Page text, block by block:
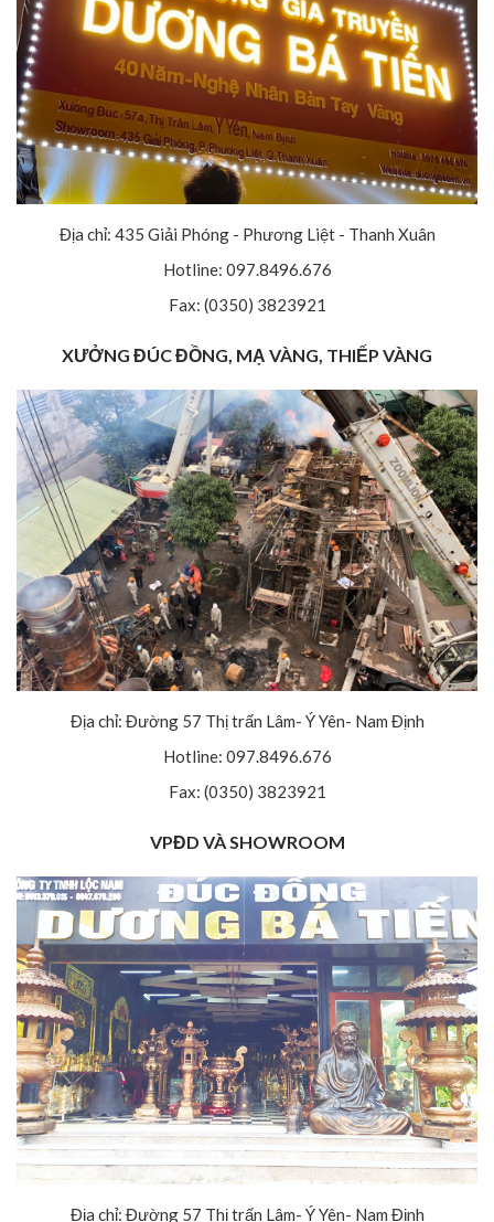
Địa chỉ: 435 Giải Phóng - Phương Liệt - Thanh Xuân
Hotline: 097.8496.676
Fax: (0350) 3823921
XƯỞNG ĐÚC ĐỒNG, MẠ VÀNG, THIẾP VÀNG
Địa chỉ: Đường 57 Thị trấn Lâm- Ý Yên- Nam Định
Hotline: 097.8496.676
Fax: (0350) 3823921
VPĐD VÀ SHOWROOM
Địa chỉ: Đường 57 Thị trấn Lâm- Ý Yên- Nam Định